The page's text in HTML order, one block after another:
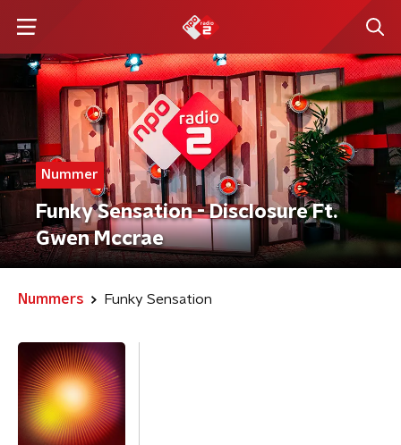
Nummer
Funky Sensation - Disclosure Ft.
Gwen Mccrae
Nummers Funky Sensation